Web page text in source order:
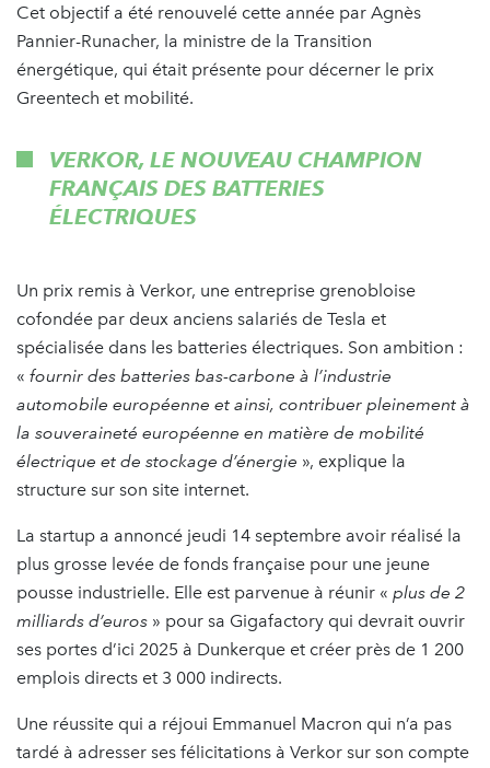
Cet objectif a été renouvelé cette année par Agnès
Pannier-Runacher, la ministre de la Transition
énergétique, qui était présente pour décerner le prix
Greentech et mobilité.
VERKOR, LE NOUVEAU CHAMPION
FRANÇAIS DES BATTERIES
ÉLECTRIQUES
Un prix remis à Verkor, une entreprise grenobloise
cofondée par deux anciens salariés de Tesla et
spécialisée dans les batteries électriques. Son ambition :
« fournir des batteries bas-carbone à l’industrie
automobile européenne et ainsi, contribuer pleinement à
la souveraineté européenne en matière de mobilité
électrique et de stockage d’énergie », explique la
structure sur son site internet.
La startup a annoncé jeudi 14 septembre avoir réalisé la
plus grosse levée de fonds française pour une jeune
pousse industrielle. Elle est parvenue à réunir « plus de 2
milliards d’euros » pour sa Gigafactory qui devrait ouvrir
ses portes d’ici 2025 à Dunkerque et créer près de 1 200
emplois directs et 3 000 indirects.
Une réussite qui a réjoui Emmanuel Macron qui n’a pas
tardé à adresser ses félicitations à Verkor sur son compte